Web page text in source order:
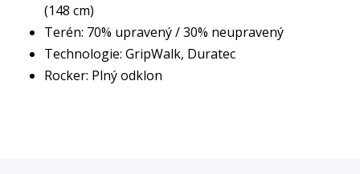
(148 cm)
Terén: 70% upravený / 30% neupravený
Technologie: GripWalk, Duratec
Rocker: Plný odklon